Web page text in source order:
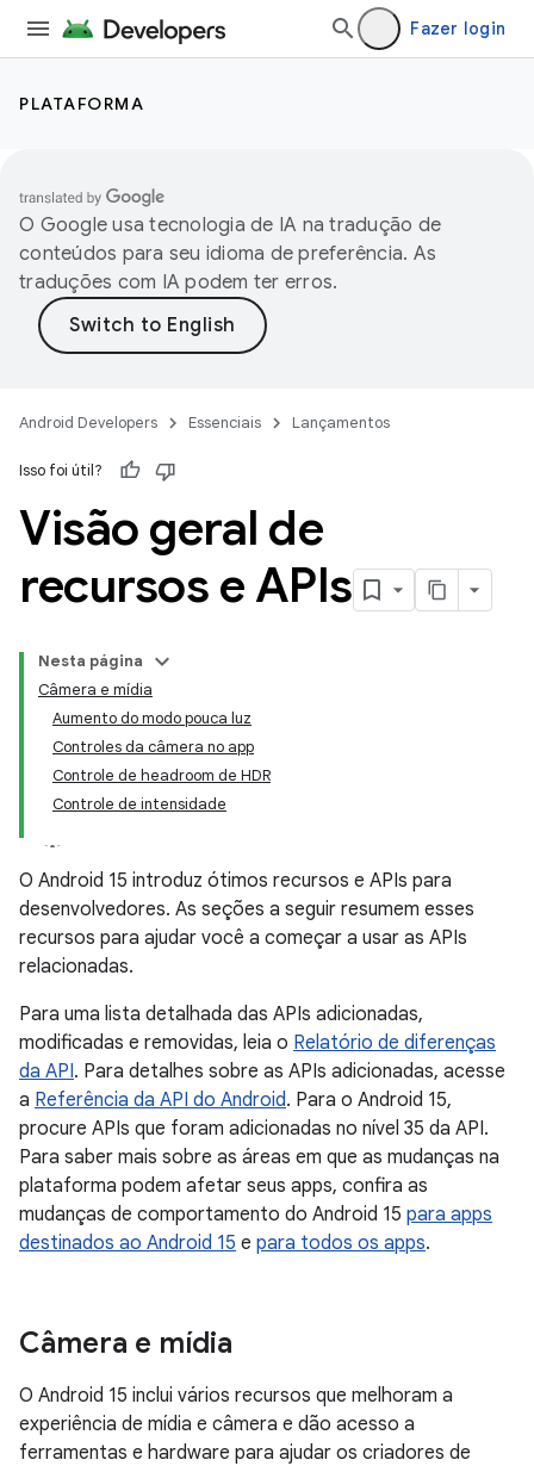
Fazer login
PLATAFORMA
O Google usa tecnologia de IA na tradução de
conteúdos para seu idioma de preferência. As
traduções com IA podem ter erros.
Android Developers Essenciais Lançamentos
Isso foi útil?
Visão geral de
recursos e APIs
Nesta página
Câmera e mídia
Aumento do modo pouca luz
Controles da câmera no app
Controle de headroom de HDR
Controle de intensidade
O Android 15 introduz ótimos recursos e APIs para
desenvolvedores. As seções a seguir resumem esses
recursos para ajudar você a começar a usar as APIs
relacionadas.
Para uma lista detalhada das APIs adicionadas,
modificadas e removidas, leia o Relatório de diferenças
da API. Para detalhes sobre as APIs adicionadas, acesse
a Referência da API do Android. Para o Android 15,
procure APIs que foram adicionadas no nível 35 da API.
Para saber mais sobre as áreas em que as mudanças na
plataforma podem afetar seus apps, confira as
mudanças de comportamento do Android 15 para apps
destinados ao Android 15 e para todos os apps.
Câmera e mídia
O Android 15 inclui vários recursos que melhoram a
experiência de mídia e câmera e dão acesso a
ferramentas e hardware para ajudar os criadores de